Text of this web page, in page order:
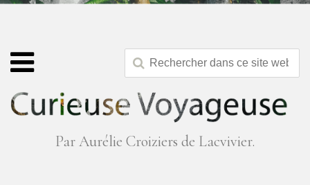
Par Aurélie Croiziers de Lacvivier.